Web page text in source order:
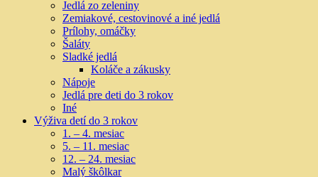
Jedlá zo zeleniny
Zemiakové, cestovinové a iné jedlá
Prílohy, omáčky
Šaláty
Sladké jedlá
Koláče a zákusky
Nápoje
Jedlá pre deti do 3 rokov
Iné
Výživa detí do 3 rokov
1. – 4. mesiac
5. – 11. mesiac
12. – 24. mesiac
Malý škôlkar